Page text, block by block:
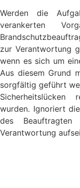
Werden die
verankerten
zur Verantwortung
wenn es sich um
Aus diesem Grund
sorgfältig geführt
wurden. Ignoriert
des
Verantwortung